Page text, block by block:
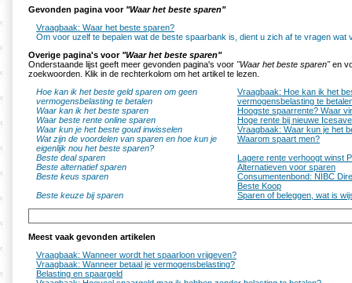
Gevonden pagina voor "Waar het beste sparen"
Vraagbaak: Waar het beste sparen?
Om voor uzelf te bepalen wat de beste spaarbank is, dient u zich af te vragen wat
Overige pagina's voor "Waar het beste sparen"
Onderstaande lijst geeft meer gevonden pagina's voor "Waar het beste sparen"en
zoekwoorden. Klik in de rechterkolom om het artikel te lezen.
Hoe kan ik het beste geld sparen om geen
vermogensbelasting te betalen
Vraagbaak: Hoe kan ik het
vermogensbelasting te
Waar kan ik het beste sparen
Hoogste spaarrente? Waar
Waar beste rente online sparen
Hoge rente bij nieuwe
Waar kun je het beste goud inwisselen
Vraagbaak: Waar kun je het
Wat zijn de voordelen van sparen en hoe kun je
eigenlijk nou het beste sparen?
Waarom spaart men?
Beste deal sparen
Lagere rente verhoogt winst
Beste alternatief sparen
Alternatieven voor sparen
Beste keus sparen
Consumentenbond: NIBC
Beste Koop
Beste keuze bij sparen
Sparen of beleggen, wat is
Meest vaak gevonden artikelen
Vraagbaak: Wanneer wordt het spaarloon vrijgeven?
Vraagbaak: Wanneer betaal je vermogensbelasting?
Belasting en spaargeld